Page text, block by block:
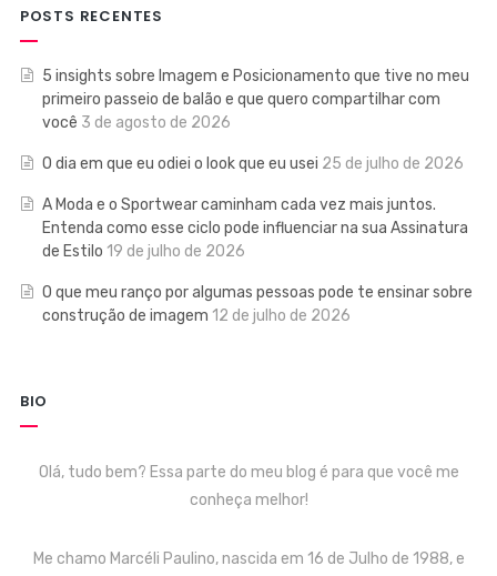
POSTS RECENTES
5 insights sobre Imagem e Posicionamento que tive no meu
primeiro passeio de balão e que quero compartilhar com
você 3 de agosto de 2026
O dia em que eu odiei o look que eu usei 25 de julho de 2026
A Moda e o Sportwear caminham cada vez mais juntos.
Entenda como esse ciclo pode influenciar na sua Assinatura
de Estilo 19 de julho de 2026
O que meu ranço por algumas pessoas pode te ensinar sobre
construção de imagem 12 de julho de 2026
BIO
Olá, tudo bem? Essa parte do meu blog é para que você me
conheça melhor!
Me chamo Marcéli Paulino, nascida em 16 de Julho de 1988, e